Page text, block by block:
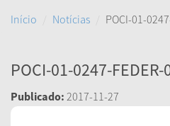
Início Notícias POCI-01-
POCI-01-0247-
Publicado: 2017-11-27